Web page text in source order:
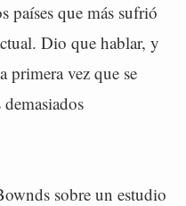
países que más sufrió
Dio que hablar, y
primera vez que se
sobre un estudio